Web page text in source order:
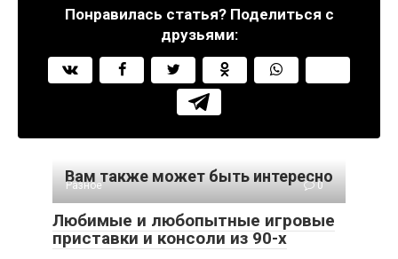
Понравилась статья? Поделиться с
друзьями:
Вам также может быть интересно
Разное 0
Любимые и любопытные игровые
приставки и консоли из 90-х